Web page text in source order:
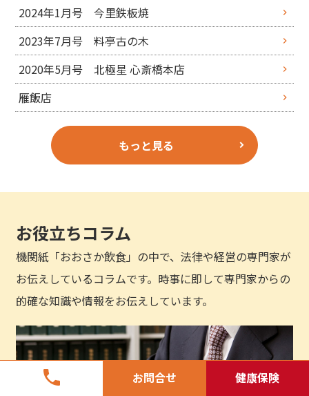
phone お問合せ 健康保険
2024年1月号 今里鉄板焼
2023年7月号 料亭古の木
2020年5月号 北極星 心斎橋本店
雁飯店
もっと見る
お役立ちコラム
機関紙「おおさか飲食」の中で、法律や経営の専門家が
お伝えしているコラムです。時事に即して専門家からの
的確な知識や情報をお伝えしています。